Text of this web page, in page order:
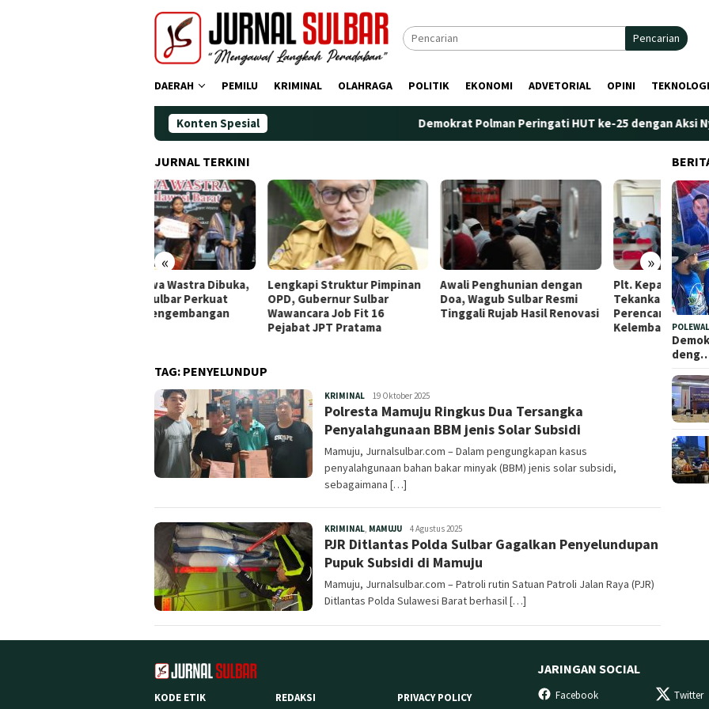
Pencarian
DAERAH PEMILU KRIMINAL OLAHRAGA POLITIK EKONOMI ADVETORIAL OPINI TEKNOLOGI
Konten Spesial Demokrat Polman Peringati HUT ke-25 dengan Aksi
JURNAL TERKINI
« »
Lengkapi Struktur Pimpinan
OPD, Gubernur Sulbar
Wawancara Job Fit 16
Awali Penghunian dengan
Doa, Wagub Sulbar Resmi
Tinggali Rujab Hasil Renovasi
Plt. Kepala Bapperida Sulbar
Tekankan Sinergi
Perencanaan dan Penguatan
TAG: PENYELUNDUP
KRIMINALRedaksi
19 Oktober 2025
Polresta Mamuju Ringkus Dua Tersangka
Penyalahgunaan BBM jenis Solar Subsidi
Mamuju, Jurnalsulbar.com – Dalam pengungkapan kasus
penyalahgunaan bahan bakar minyak (BBM) jenis solar subsidi,
sebagaimana […]
KRIMINAL, MAMUJURedaksi
4 Agustus 2025
PJR Ditlantas Polda Sulbar Gagalkan Penyelundupan
Pupuk Subsidi di Mamuju
Mamuju, Jurnalsulbar.com – Patroli rutin Satuan Patroli Jalan Raya (PJR)
Ditlantas Polda Sulawesi Barat berhasil […]
KODE ETIK REDAKSI PRIVACY POLICY
JARINGAN SOCIAL
Facebook Twitter